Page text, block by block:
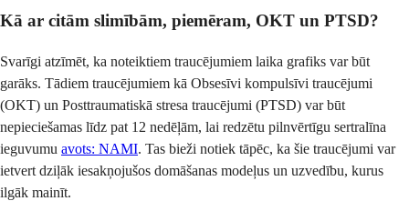
Kā ar citām slimībām, piemēram, OKT un PTSD?
Svarīgi atzīmēt, ka noteiktiem traucējumiem laika grafiks var būt
garāks. Tādiem traucējumiem kā Obsesīvi kompulsīvi traucējumi
(OKT) un Posttraumatiskā stresa traucējumi (PTSD) var būt
nepieciešamas līdz pat 12 nedēļām, lai redzētu pilnvērtīgu sertralīna
ieguvumu avots: NAMI. Tas bieži notiek tāpēc, ka šie traucējumi var
ietvert dziļāk iesakņojušos domāšanas modeļus un uzvedību, kurus
ilgāk mainīt.